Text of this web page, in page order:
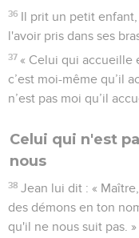
36 Il prit un petit
l'avoir pris dans ses
37 « Celui qui accueille
c’est moi-même qu’il
n’est pas moi qu’il
Celui qui n'est
nous
38 Jean lui dit : «
des démons en ton
qu'il ne nous suit pas. »